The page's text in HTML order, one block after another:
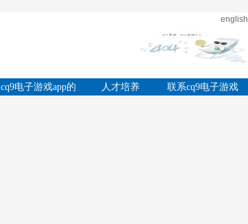
english
cq9电子游戏app的
人才培养
联系cq9电子游戏